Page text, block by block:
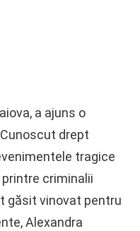
a ajuns o
drept
tragice
criminalii
găsit vinovat pentru
Alexandra